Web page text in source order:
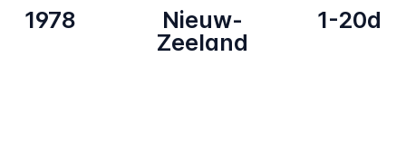
1978
Nieuw-
Zeeland
1-20d